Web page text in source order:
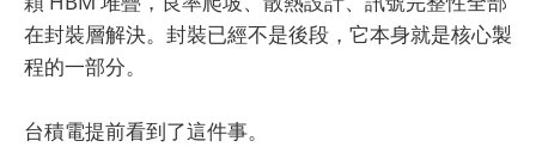
在封裝層解決。封裝已經不是後段，它本身就是核心製
程的一部分。
台積電提前看到了這件事。